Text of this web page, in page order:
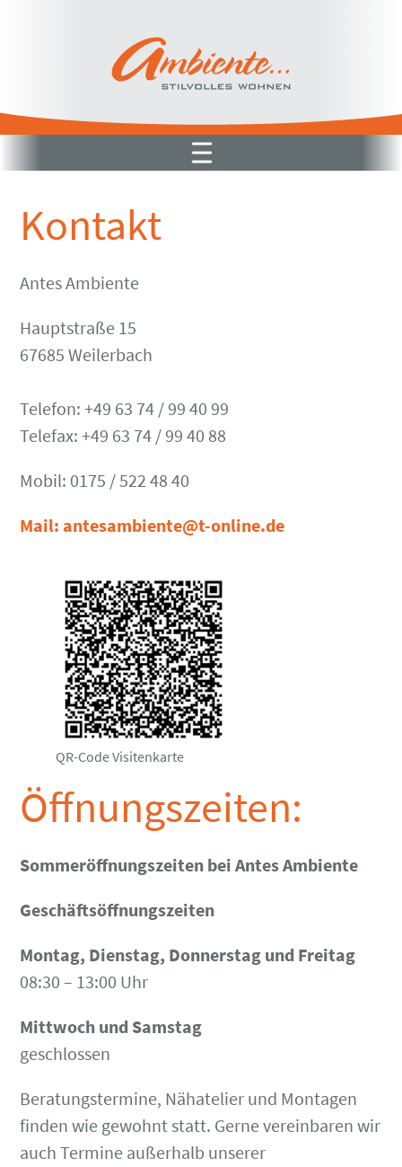
Kontakt
Antes Ambiente
Hauptstraße 15
67685 Weilerbach
Telefon: +49 63 74 / 99 40 99
Telefax: +49 63 74 / 99 40 88
Mobil: 0175 / 522 48 40
Mail: antesambiente@t-online.de
QR-Code Visitenkarte
Öffnungszeiten:
Sommeröffnungszeiten bei Antes Ambiente
Geschäftsöffnungszeiten
Montag, Dienstag, Donnerstag und Freitag
08:30 – 13:00 Uhr
Mittwoch und Samstag
geschlossen
Beratungstermine, Nähatelier und Montagen
finden wie gewohnt statt. Gerne vereinbaren wir
auch Termine außerhalb unserer